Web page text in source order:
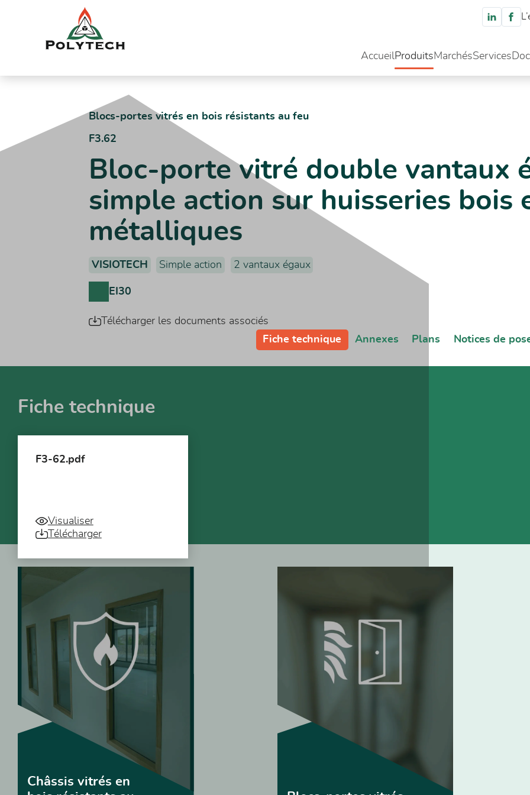
AccueilProduitsMarchésServices
Blocs-portes vitrés en bois résistants au feu
F3.62
Bloc-porte vitré double vantaux
simple action sur huisseries bois
métalliques
VISIOTECH Simple action 2 vantaux égaux
EI30
Télécharger les documents associés
Fiche technique
Annexes Plans Notices de
Fiche technique
F3-62.pdf
Visualiser
Télécharger
Châssis vitrés en